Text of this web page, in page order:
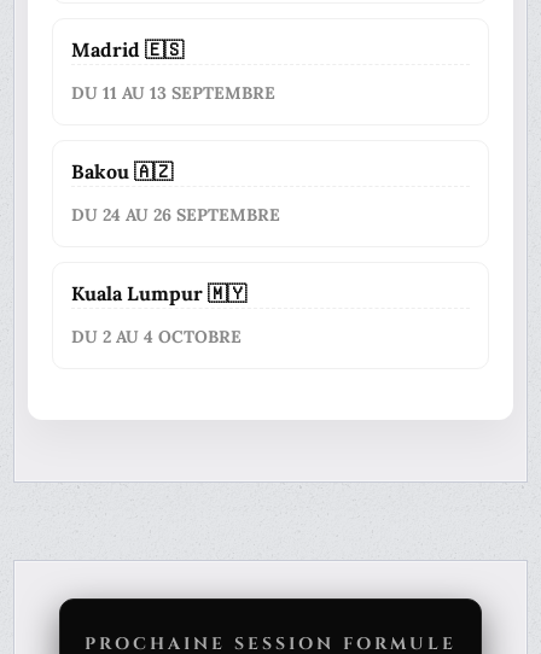
Madrid 🇪🇸
DU 11 AU 13 SEPTEMBRE
Bakou 🇦🇿
DU 24 AU 26 SEPTEMBRE
Kuala Lumpur 🇲🇾
DU 2 AU 4 OCTOBRE
PROCHAINE SESSION FORMULE